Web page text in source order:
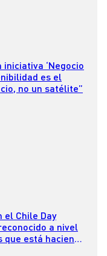
‘Negocio
es el
no un satélite”
el Chile Day
a nivel
está haciendo